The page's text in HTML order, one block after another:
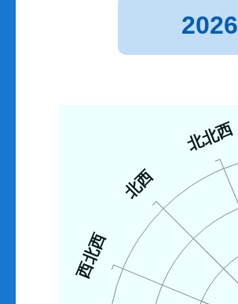
西北西
北西
北北西